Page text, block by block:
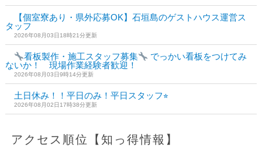
【個室寮あり・県外応募OK】石垣島のゲストハウス運営ス
タッフ
2026年08月03日18時21分更新
看板製作・施工スタッフ募集
でっかい看板をつけてみ
ないか！ 現場作業経験者歓迎！
2026年08月03日9時14分更新
土日休み！！平日のみ！平日スタッフ⭐︎
2026年08月02日17時38分更新
アクセス順位【知っ得情報】